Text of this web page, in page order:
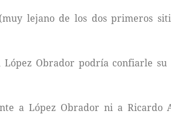
lejano de los dos primeros
Obrador podría confiarle su
a López Obrador ni a Ricardo